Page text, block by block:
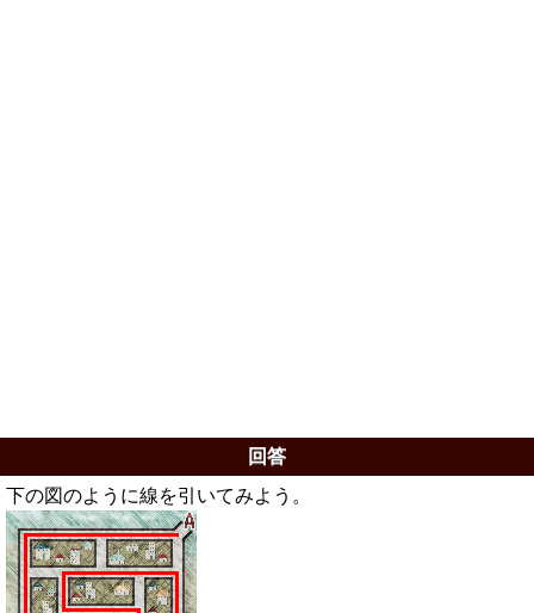
回答
下の図のように線を引いてみよう。